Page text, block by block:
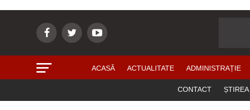
ACASĂ ACTUALITATE ADMINISTRAȚIE
CONTACT